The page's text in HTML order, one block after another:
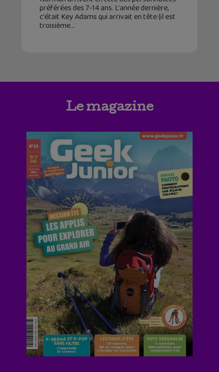
préférées des 7-14 ans. L'année dernière,
c'était Key Adams qui arrivait en tête (il est
troisième
Le magazine